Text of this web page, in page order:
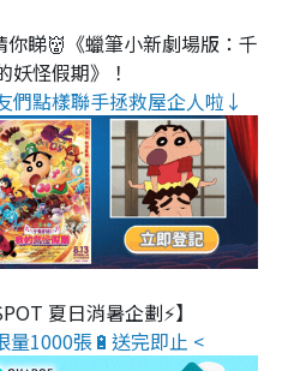
你睇👹《蠟筆小新劇場版：千
妖怪假期》！
們點樣聯手拯救屋企人啦↓
夏日消暑企劃⚡】
量1000張🔋送完即止 <